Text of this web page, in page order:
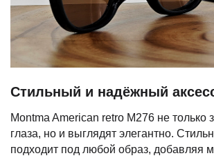
Стильный и надёжный
Montma American retro M276 не
глаза, но и выглядят элегантно.
подходит под любой образ, добавляя